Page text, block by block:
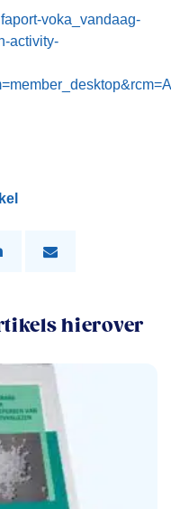
voka_vandaag-
activity-
hierover